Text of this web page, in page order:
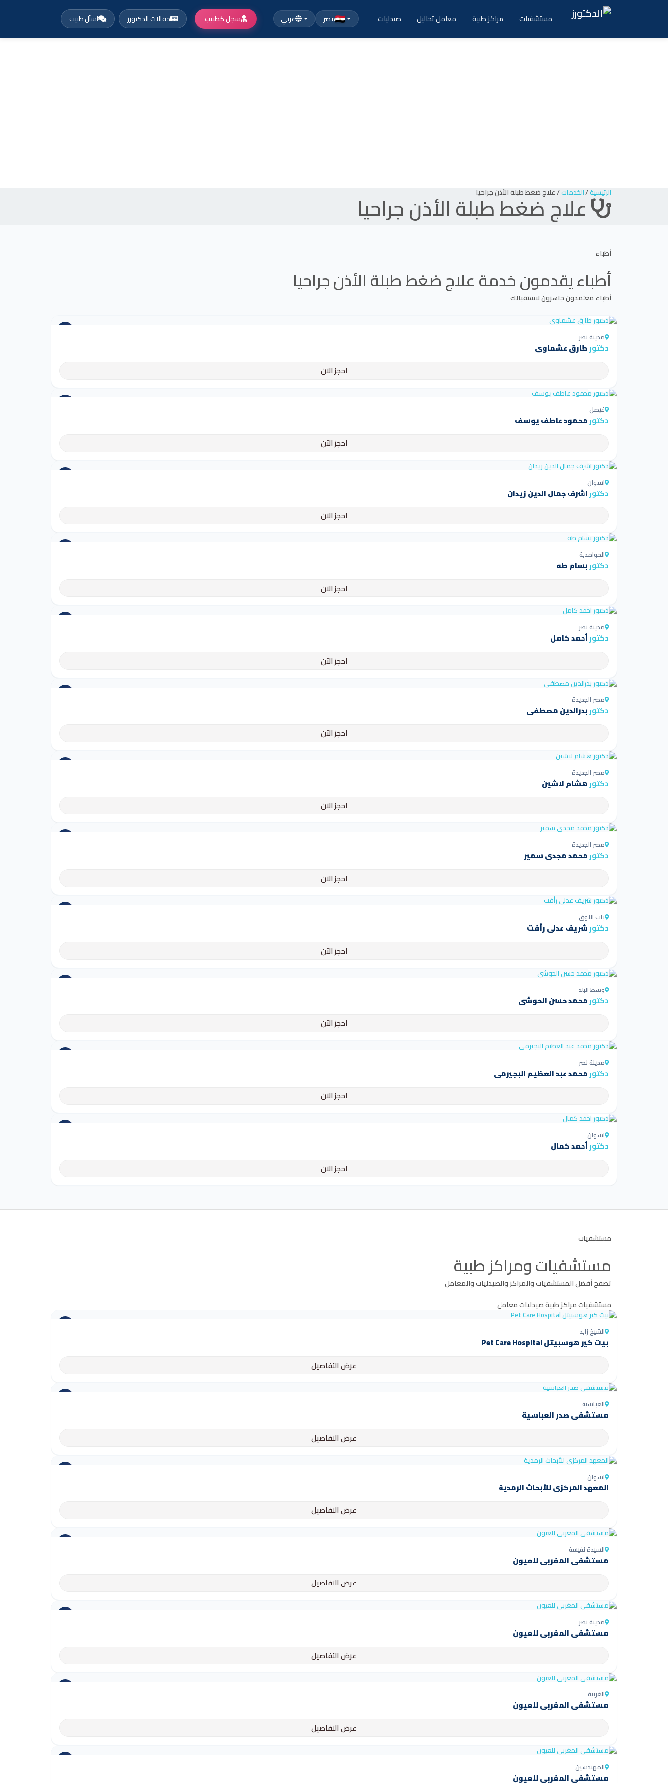
مستشفيات مراكز طبية معامل تحاليل صيدليات اسأل طبيب مقالات الدكتورز سجل كطبيب عربي مصر
الرئيسية/الخدمات/علاج ضغط طبلة الأذن جراحيا
علاج ضغط طبلة الأذن جراحيا
أطباء
أطباء يقدمون خدمةعلاج ضغط طبلة الأذن جراحيا
أطباء معتمدون جاهزون لاستقبالك
مدينة نصر
دكتورطارق عشماوي
احجز الآن
فيصل
دكتورمحمود عاطف يوسف
احجز الآن
اسوان
دكتوراشرف جمال الدين زيدان
احجز الآن
الحوامدية
دكتوربسام طه
احجز الآن
مدينة نصر
دكتورأحمد كامل
احجز الآن
مصر الجديدة
دكتوربدرالدين مصطفى
احجز الآن
مصر الجديدة
دكتورهشام لاشين
احجز الآن
مصر الجديدة
دكتورمحمد مجدي سمير
احجز الآن
باب اللوق
دكتورشريف عدلي رأفت
احجز الآن
وسط البلد
دكتورمحمد حسن الحوشى
احجز الآن
مدينة نصر
دكتورمحمد عبد العظيم البجيرمى
احجز الآن
اسوان
دكتورأحمد كمال
احجز الآن
مستشفيات
مستشفيات ومراكز طبية
تصفح أفضل المستشفيات والمراكز والصيدليات والمعامل
مستشفياتمراكز طبيةصيدلياتمعامل
الشيخ زايد
بيت كير هوسبيتل Pet Care Hospital
عرض التفاصيل
العباسية
مستشفى صدر العباسية
عرض التفاصيل
اسوان
المعهد المركزي للأبحاث الرمدية
عرض التفاصيل
السيدة نفيسة
مستشفى المغربي للعيون
عرض التفاصيل
مدينة نصر
مستشفى المغربي للعيون
عرض التفاصيل
الغربية
مستشفى المغربي للعيون
عرض التفاصيل
المهندسين
مستشفى المغربي للعيون